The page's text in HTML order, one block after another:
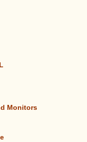
Monitors